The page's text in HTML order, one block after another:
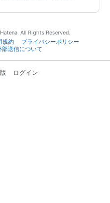
All Rights Reserved.
規約
プライバシーポリシー
送信について
ログイン